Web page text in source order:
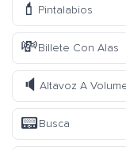
💄 Pintalabios
💸Billete Con Alas
🔈 Altavoz A
📟Busca